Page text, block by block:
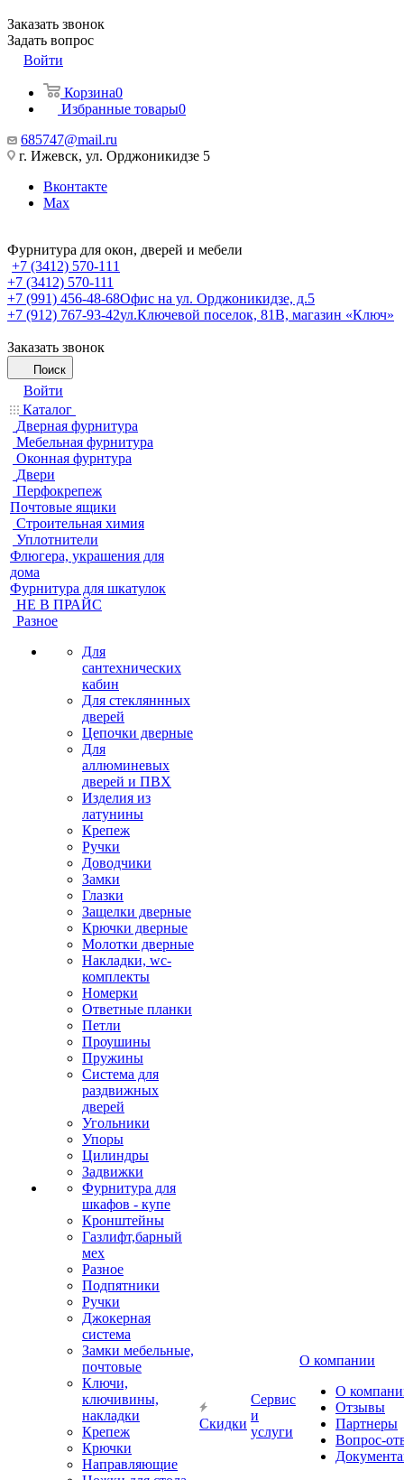
Заказать звонок
Задать вопрос
Войти
Корзина0
Избранные товары0
685747@mail.ru
г. Ижевск, ул. Орджоникидзе 5
Вконтакте
Max
Фурнитура для окон, дверей и мебели
+7 (3412) 570-111
+7 (3412) 570-111
+7 (991) 456-48-68Офис на ул. Орджоникидзе, д.5
+7 (912) 767-93-42ул.Ключевой поселок, 81В, магазин «Ключ»
Заказать звонок
Поиск
Войти
Каталог
Дверная фурнитура
Мебельная фурнитура
Оконная фурнтура
Двери
Перфокрепеж
Почтовые ящики
Строительная химия
Уплотнители
Флюгера, украшения для
дома
Фурнитура для шкатулок
НЕ В ПРАЙС
Разное
Для
сантехнических
кабин
Для стекляннных
дверей
Цепочки дверные
Для
аллюминевых
дверей и ПВХ
Изделия из
латунины
Крепеж
Ручки
Доводчики
Замки
Глазки
Защелки дверные
Крючки дверные
Молотки дверные
Накладки, wc-
комплекты
Номерки
Ответные планки
Петли
Проушины
Пружины
Система для
раздвижных
дверей
Угольники
Упоры
Цилиндры
Задвижки
Фурнитура для
шкафов - купе
Кронштейны
Газлифт,барный
мех
Разное
Подпятники
Ручки
Джокерная
система
Замки мебельные,
почтовые
Ключи,
ключивины,
накладки
Крепеж
Крючки
Направляющие
Скидки
Сервис
и
услуги
О компании
О
Отзывы
Партнеры
Вопрос-